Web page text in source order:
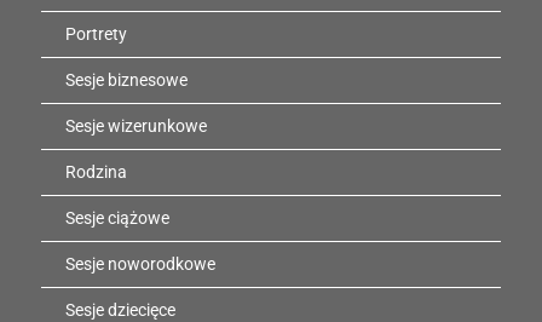
Portrety
Sesje biznesowe
Sesje wizerunkowe
Rodzina
Sesje ciążowe
Sesje noworodkowe
Sesje dziecięce